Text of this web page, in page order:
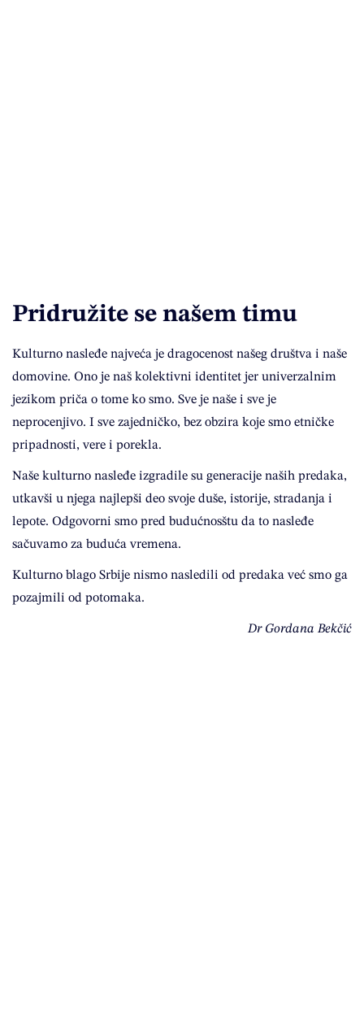
Pridružite se našem timu
Kulturno nasleđe najveća je dragocenost našeg društva i naše
domovine. Ono je naš kolektivni identitet jer univerzalnim
jezikom priča o tome ko smo. Sve je naše i sve je
neprocenjivo. I sve zajedničko, bez obzira koje smo etničke
pripadnosti, vere i porekla.
Naše kulturno nasleđe izgradile su generacije naših predaka,
utkavši u njega najlepši deo svoje duše, istorije, stradanja i
lepote. Odgovorni smo pred budućnosštu da to nasleđe
sačuvamo za buduća vremena.
Kulturno blago Srbije nismo nasledili od predaka već smo ga
pozajmili od potomaka.
Dr Gordana Bekčić